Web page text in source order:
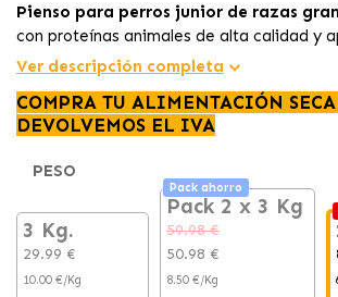
Pienso para perros junior de razas
con proteínas animales de alta calidad y
moderado para favorecer el crecimiento
meses.
Ver descripción completa
COMPRA TU ALIMENTACIÓN
DEVOLVEMOS EL IVA
PESO
3 Kg.
29.99 €
10.00 €/Kg
Pack ahorro
Pack 2 x 3 Kg
59.98 €
50.98 €
8.50 €/Kg